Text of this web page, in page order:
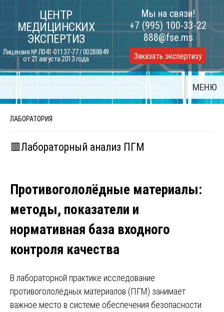
content
ЦЕНТР
МЕДИЦИНСКИХ
ЭКСПЕРТИЗ
Лицензия № Л041-01137-77 / 00288849
от 21 августа 2013 года
Мы на связи!
+7 (995) 100-33-22
888@fse.ms
Заказать экспертизу
МЕНЮ
ЛАБОРАТОРИЯ
🟥Лабораторный анализ ПГМ
Противогололёдные материалы:
методы, показатели и
нормативная база входного
контроля качества
В лабораторной практике исследование
противогололёдных материалов (ПГМ) занимает
важное место в системе обеспечения безопасности